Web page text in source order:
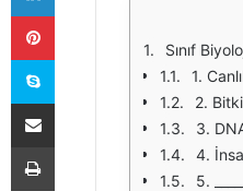
Sınıf
1.
2.
3.
4.
5.
Pinterest
Skype
E-Posta ile paylaş